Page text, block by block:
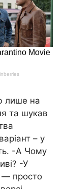
лише на
та шукав
– у
-А Чому
-У
— просто